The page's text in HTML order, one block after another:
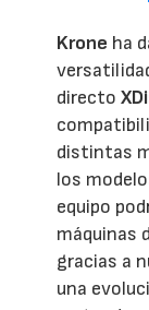
Krone ha
directo
distintas
los
equipo
máquinas
gracias a
una